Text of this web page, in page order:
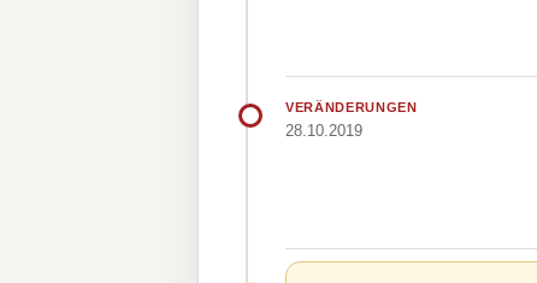
VERÄNDERUNGEN
28.10.2019